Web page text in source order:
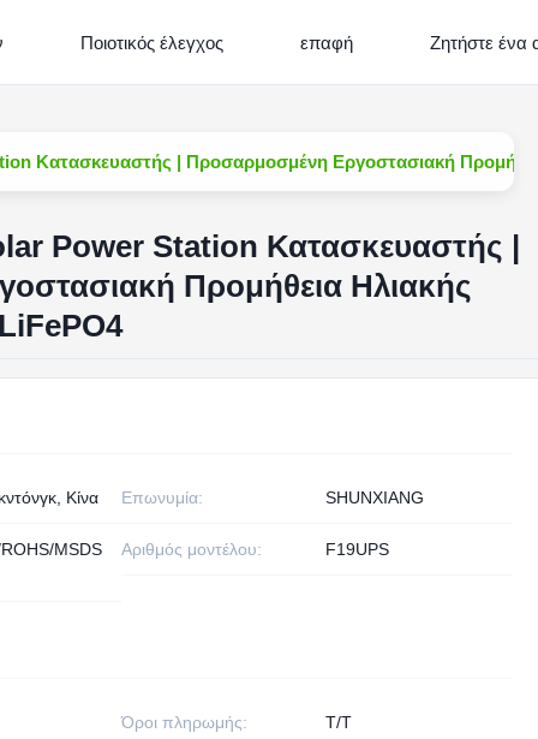
Ποιοτικός έλεγχος επαφή Ζητήστε
Κατασκευαστής | Προσαρμοσμένη Εργοστασιακή
Power Station Κατασκευαστής |
Προμήθεια Ηλιακής
Κίνα Επωνυμία: SHUNXIANG
MSDS
Αριθμός μοντέλου: F19UPS
Όροι πληρωμής: T/T